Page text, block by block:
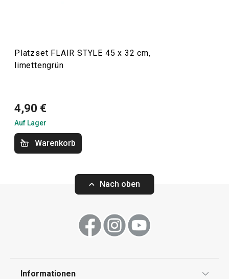
Platzset FLAIR STYLE
45 x 32 cm,schokoladenbraun
Alle Produkte der Linie FLAIR STYLE
Platzset FLAIR STYLE 45 x 32 cm,
limettengrün
4,90 €
Auf Lager
Warenkorb
Nach oben
Informationen